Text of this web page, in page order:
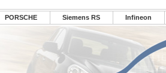
PORSCHE Siemens RS Infineon